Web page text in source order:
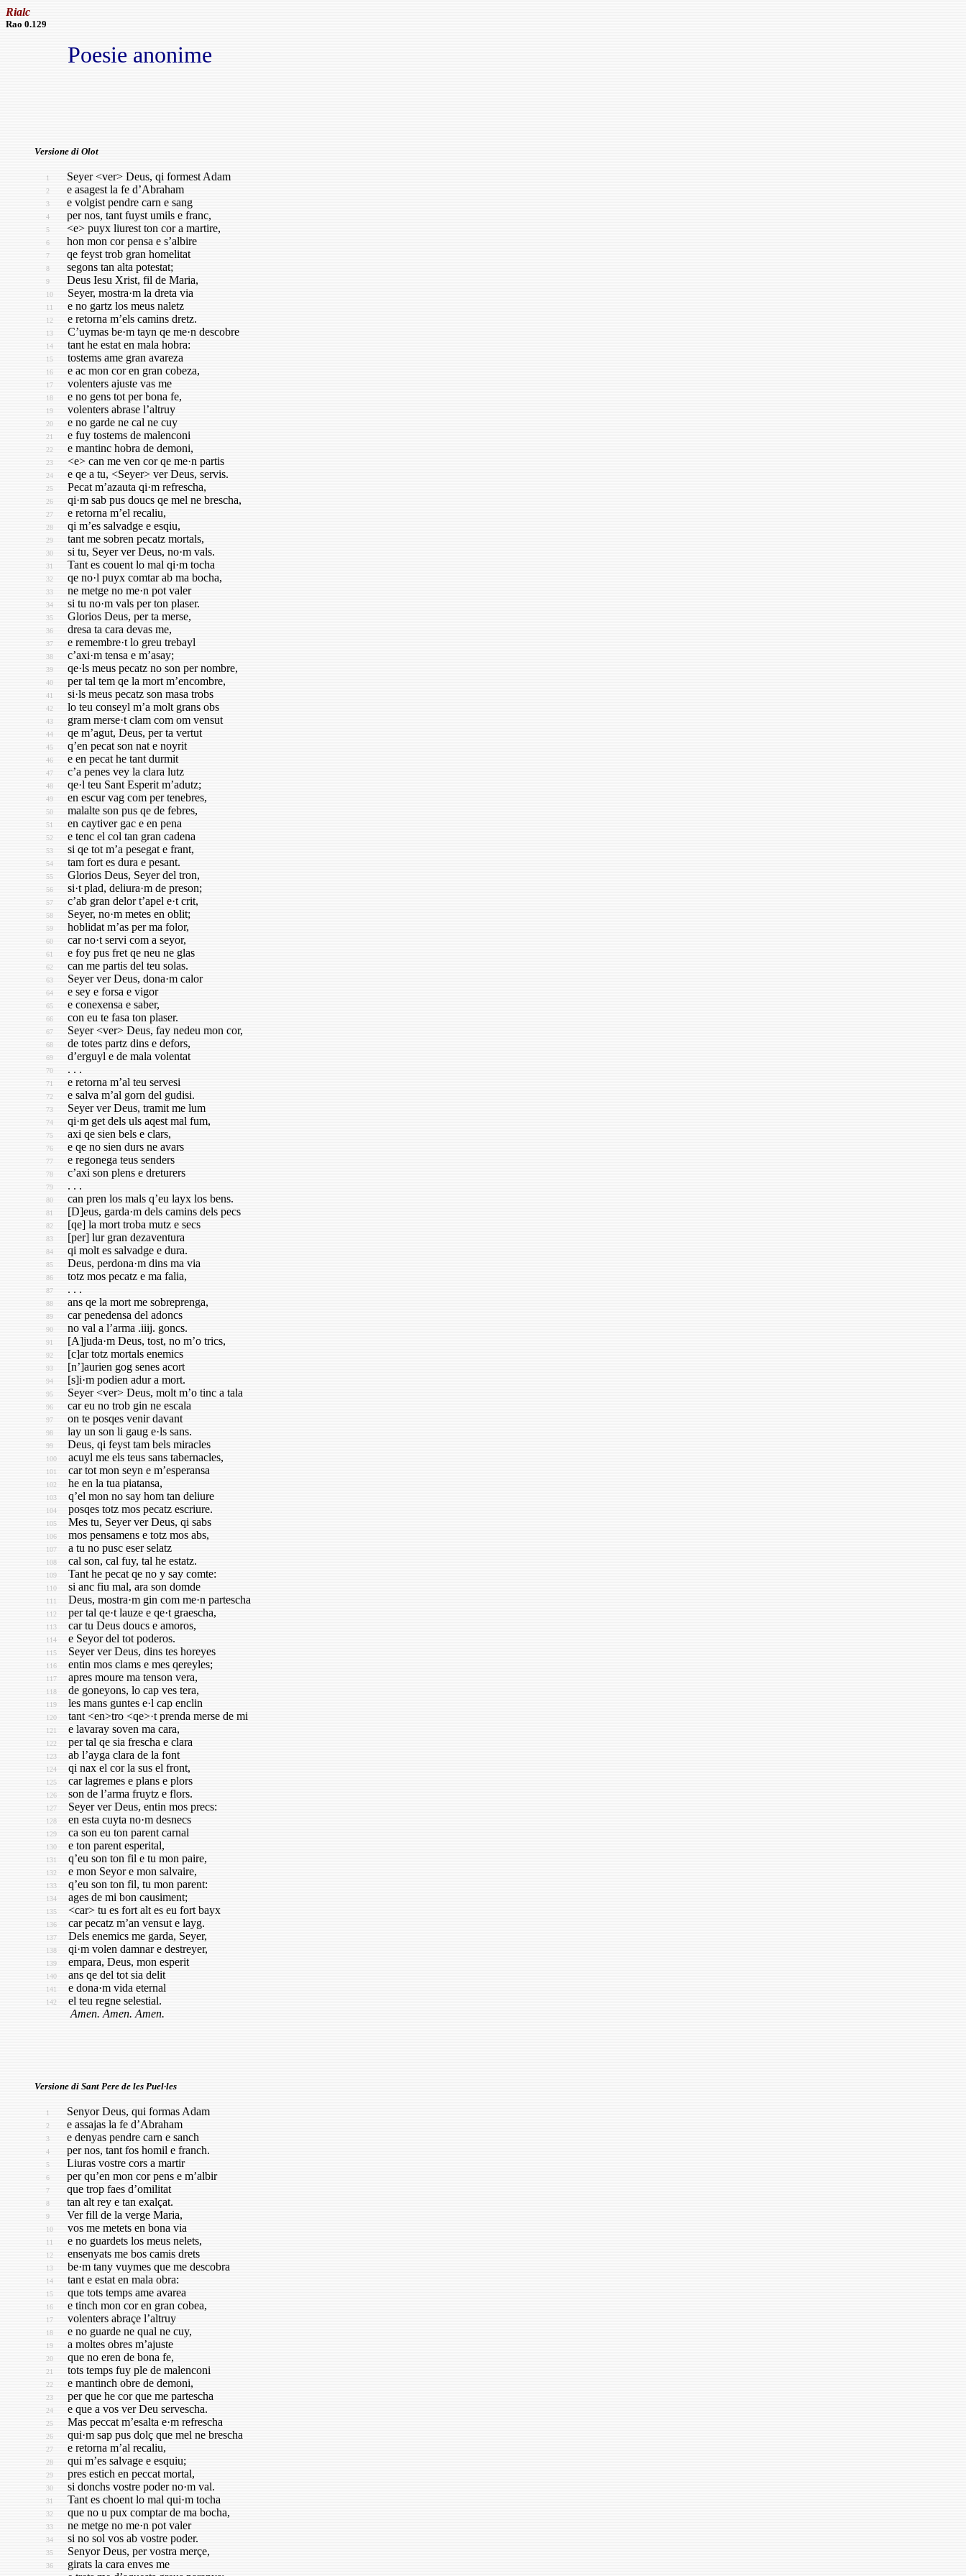
Rialc
Rao 0.129
Poesie anonime
Versione di Olot
1 Seyer <ver> Deus, qi formest Adam
2 e asagest la fe d’Abraham
3 e volgist pendre carn e sang
4 per nos, tant fuyst umils e franc,
5 <e> puyx liurest ton cor a martire,
6 hon mon cor pensa e s’albire
7 qe feyst trob gran homelitat
8 segons tan alta potestat;
9 Deus Iesu Xrist, fil de Maria,
10 Seyer, mostra·m la dreta via
11 e no gartz los meus naletz
12 e retorna m’els camins dretz.
13 C’uymas be·m tayn qe me·n descobre
14 tant he estat en mala hobra:
15 tostems ame gran avareza
16 e ac mon cor en gran cobeza,
17 volenters ajuste vas me
18 e no gens tot per bona fe,
19 volenters abrase l’altruy
20 e no garde ne cal ne cuy
21 e fuy tostems de malenconi
22 e mantinc hobra de demoni,
23 <e> can me ven cor qe me·n partis
24 e qe a tu, <Seyer> ver Deus, servis.
25 Pecat m’azauta qi·m refrescha,
26 qi·m sab pus doucs qe mel ne brescha,
27 e retorna m’el recaliu,
28 qi m’es salvadge e esqiu,
29 tant me sobren pecatz mortals,
30 si tu, Seyer ver Deus, no·m vals.
31 Tant es couent lo mal qi·m tocha
32 qe no·l puyx comtar ab ma bocha,
33 ne metge no me·n pot valer
34 si tu no·m vals per ton plaser.
35 Glorios Deus, per ta merse,
36 dresa ta cara devas me,
37 e remembre·t lo greu trebayl
38 c’axi·m tensa e m’asay;
39 qe·ls meus pecatz no son per nombre,
40 per tal tem qe la mort m’encombre,
41 si·ls meus pecatz son masa trobs
42 lo teu conseyl m’a molt grans obs
43 gram merse·t clam com om vensut
44 qe m’agut, Deus, per ta vertut
45 q’en pecat son nat e noyrit
46 e en pecat he tant durmit
47 c’a penes vey la clara lutz
48 qe·l teu Sant Esperit m’adutz;
49 en escur vag com per tenebres,
50 malalte son pus qe de febres,
51 en caytiver gac e en pena
52 e tenc el col tan gran cadena
53 si qe tot m’a pesegat e frant,
54 tam fort es dura e pesant.
55 Glorios Deus, Seyer del tron,
56 si·t plad, deliura·m de preson;
57 c’ab gran delor t’apel e·t crit,
58 Seyer, no·m metes en oblit;
59 hoblidat m’as per ma folor,
60 car no·t servi com a seyor,
61 e foy pus fret qe neu ne glas
62 can me partis del teu solas.
63 Seyer ver Deus, dona·m calor
64 e sey e forsa e vigor
65 e conexensa e saber,
66 con eu te fasa ton plaser.
67 Seyer <ver> Deus, fay nedeu mon cor,
68 de totes partz dins e defors,
69 d’erguyl e de mala volentat
70 . . .
71 e retorna m’al teu servesi
72 e salva m’al gorn del gudisi.
73 Seyer ver Deus, tramit me lum
74 qi·m get dels uls aqest mal fum,
75 axi qe sien bels e clars,
76 e qe no sien durs ne avars
77 e regonega teus senders
78 c’axi son plens e dreturers
79 . . .
80 can pren los mals q’eu layx los bens.
81 [D]eus, garda·m dels camins dels pecs
82 [qe] la mort troba mutz e secs
83 [per] lur gran dezaventura
84 qi molt es salvadge e dura.
85 Deus, perdona·m dins ma via
86 totz mos pecatz e ma falia,
87 . . .
88 ans qe la mort me sobreprenga,
89 car penedensa del adoncs
90 no val a l’arma .iiij. goncs.
91 [A]juda·m Deus, tost, no m’o trics,
92 [c]ar totz mortals enemics
93 [n’]aurien gog senes acort
94 [s]i·m podien adur a mort.
95 Seyer <ver> Deus, molt m’o tinc a tala
96 car eu no trob gin ne escala
97 on te posqes venir davant
98 lay un son li gaug e·ls sans.
99 Deus, qi feyst tam bels miracles
100 acuyl me els teus sans tabernacles,
101 car tot mon seyn e m’esperansa
102 he en la tua piatansa,
103 q’el mon no say hom tan deliure
104 posqes totz mos pecatz escriure.
105 Mes tu, Seyer ver Deus, qi sabs
106 mos pensamens e totz mos abs,
107 a tu no pusc eser selatz
108 cal son, cal fuy, tal he estatz.
109 Tant he pecat qe no y say comte:
110 si anc fiu mal, ara son domde
111 Deus, mostra·m gin com me·n partescha
112 per tal qe·t lauze e qe·t graescha,
113 car tu Deus doucs e amoros,
114 e Seyor del tot poderos.
115 Seyer ver Deus, dins tes horeyes
116 entin mos clams e mes qereyles;
117 apres moure ma tenson vera,
118 de goneyons, lo cap ves tera,
119 les mans guntes e·l cap enclin
120 tant <en>tro <qe>·t prenda merse de mi
121 e lavaray soven ma cara,
122 per tal qe sia frescha e clara
123 ab l’ayga clara de la font
124 qi nax el cor la sus el front,
125 car lagremes e plans e plors
126 son de l’arma fruytz e flors.
127 Seyer ver Deus, entin mos precs:
128 en esta cuyta no·m desnecs
129 ca son eu ton parent carnal
130 e ton parent esperital,
131 q’eu son ton fil e tu mon paire,
132 e mon Seyor e mon salvaire,
133 q’eu son ton fil, tu mon parent:
134 ages de mi bon causiment;
135 <car> tu es fort alt es eu fort bayx
136 car pecatz m’an vensut e layg.
137 Dels enemics me garda, Seyer,
138 qi·m volen damnar e destreyer,
139 empara, Deus, mon esperit
140 ans qe del tot sia delit
141 e dona·m vida eternal
142
el teu regne selestial.
Amen. Amen. Amen.
Versione di Sant Pere de les Puel·les
1 Senyor Deus, qui formas Adam
2 e assajas la fe d’Abraham
3 e denyas pendre carn e sanch
4 per nos, tant fos homil e franch.
5 Liuras vostre cors a martir
6 per qu’en mon cor pens e m’albir
7 que trop faes d’omilitat
8 tan alt rey e tan exalçat.
9 Ver fill de la verge Maria,
10 vos me metets en bona via
11 e no guardets los meus nelets,
12 ensenyats me bos camis drets
13 be·m tany vuymes que me descobra
14 tant e estat en mala obra:
15 que tots temps ame avarea
16 e tinch mon cor en gran cobea,
17 volenters abraçe l’altruy
18 e no guarde ne qual ne cuy,
19 a moltes obres m’ajuste
20 que no eren de bona fe,
21 tots temps fuy ple de malenconi
22 e mantinch obre de demoni,
23 per que he cor que me partescha
24 e que a vos ver Deu servescha.
25 Mas peccat m’esalta e·m refrescha
26 qui·m sap pus dolç que mel ne brescha
27 e retorna m’al recaliu,
28 qui m’es salvage e esquiu;
29 pres estich en peccat mortal,
30 si donchs vostre poder no·m val.
31 Tant es choent lo mal qui·m tocha
32 que no u pux comptar de ma bocha,
33 ne metge no me·n pot valer
34 si no sol vos ab vostre poder.
35 Senyor Deus, per vostra merçe,
36 girats la cara enves me